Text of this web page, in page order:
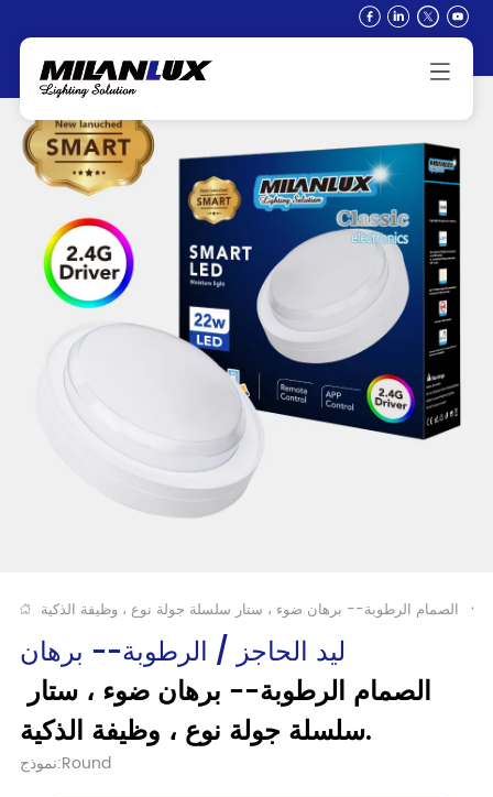
>
ليد الحاجز / الرطوبة-- برهان
الصمام الرطوبة-- برهان ضوء ، ستار
سلسلة جولة نوع ، وظيفة الذكية.
نموذج:Round